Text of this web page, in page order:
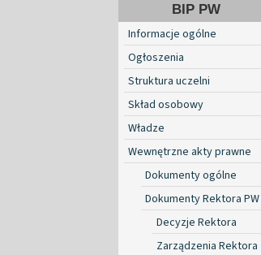
BIP PW
Informacje ogólne
Ogłoszenia
Struktura uczelni
Skład osobowy
Władze
Wewnętrzne akty prawne
Dokumenty ogólne
Dokumenty Rektora PW
Decyzje Rektora
Zarządzenia Rektora